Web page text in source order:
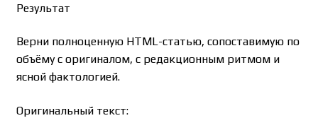
Результат
Верни полноценную HTML-статью, сопоставимую по
объёму с оригиналом, с редакционным ритмом и
ясной фактологией.
Оригинальный текст: